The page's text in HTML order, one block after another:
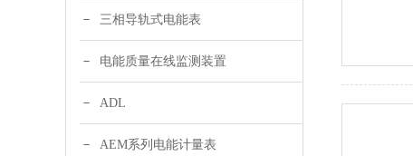
三相导轨式电能表
电能质量在线监测装置
ADL
AEM系列电能计量表